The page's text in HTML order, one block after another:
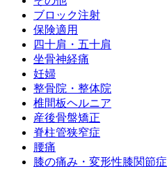
ブロック注射
保険適用
四十肩・五十肩
坐骨神経痛
妊婦
整骨院・整体院
椎間板ヘルニア
産後骨盤矯正
脊柱管狭窄症
腰痛
膝の痛み・変形性膝関節症